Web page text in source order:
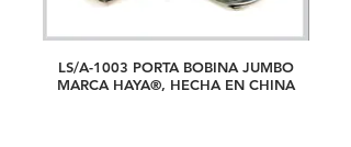
LS/A-1003 PORTA BOBINA JUMBO
MARCA HAYA®, HECHA EN CHINA